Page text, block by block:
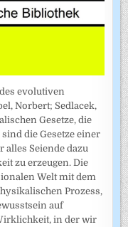
evolutiven
Norbert; Sedlacek,
Gesetze, die
die Gesetze einer
Seiende dazu
zu erzeugen. Die
Welt mit dem
Prozess,
auf
in der wir